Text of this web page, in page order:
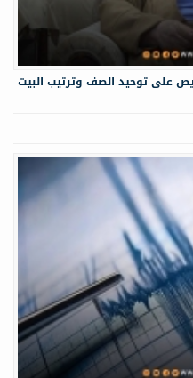
على توحيد الصف وترتيب البيت